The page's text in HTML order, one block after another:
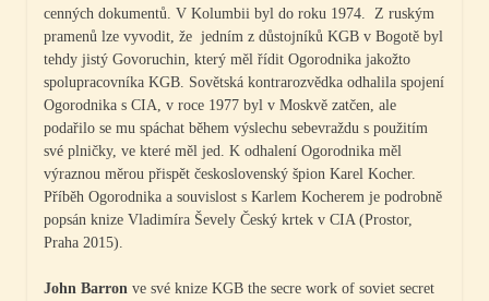
cenných dokumentů. V Kolumbii byl do roku 1974. Z ruským
pramenů lze vyvodit, že jedním z důstojníků KGB v Bogotě byl
tehdy jistý Govoruchin, který měl řídit Ogorodnika jakožto
spolupracovníka KGB. Sovětská kontrarozvědka odhalila spojení
Ogorodnika s CIA, v roce 1977 byl v Moskvě zatčen, ale
podařilo se mu spáchat během výslechu sebevraždu s použitím
své plničky, ve které měl jed. K odhalení Ogorodnika měl
výraznou měrou přispět československý špion Karel Kocher.
Příběh Ogorodnika a souvislost s Karlem Kocherem je podrobně
popsán knize Vladimíra Ševely Český krtek v CIA (Prostor,
Praha 2015).
John Barron ve své knize KGB the secre work of soviet secret